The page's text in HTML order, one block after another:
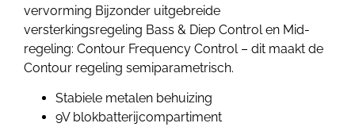
vervorming Bijzonder uitgebreide
versterkingsregeling Bass & Diep Control en Mid-
regeling: Contour Frequency Control – dit maakt de
Contour regeling semiparametrisch.
Stabiele metalen behuizing
9V blokbatterijcompartiment